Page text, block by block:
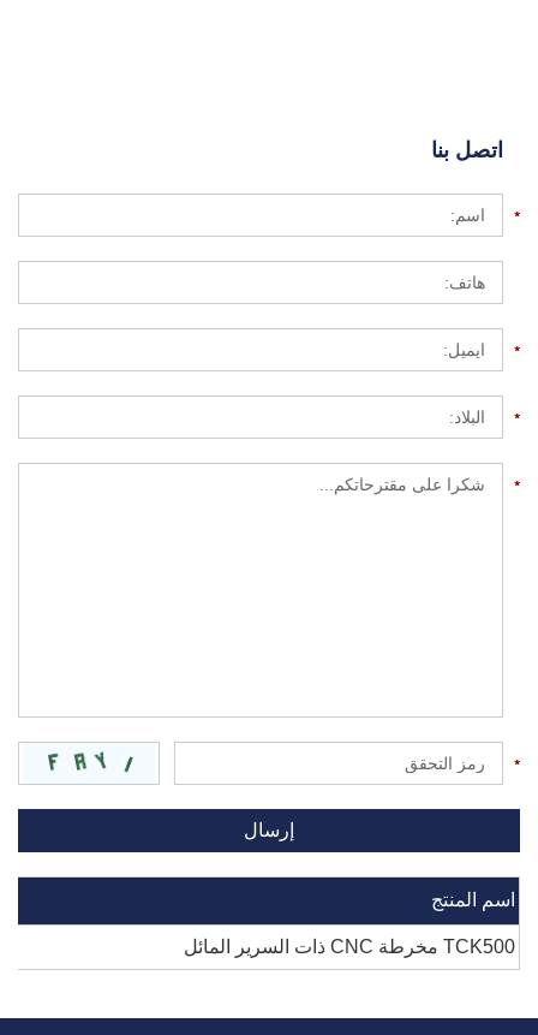
اتصل بنا
اسم المنتج
TCK500 مخرطة CNC ذات السرير المائل